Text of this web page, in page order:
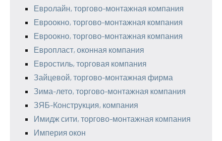
Евролайн, торгово-монтажная компания
Евроокно, торгово-монтажная компания
Евроокно, торгово-монтажная компания
Европласт, оконная компания
Евростиль, торговая компания
Зайцевой, торгово-монтажная фирма
Зима-лето, торгово-монтажная компания
ЗЯБ-Конструкция, компания
Имидж сити, торгово-монтажная компания
Империя окон